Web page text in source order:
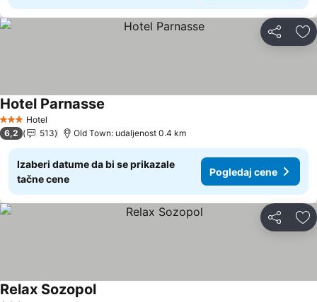
Deli
3 Zvezdice
Hotel
Hotel Parnasse
6,2 513 Old Town: udaljenost 0.4 km
Izaberi datume da bi se prikazale
tačne cene
Pogledaj cene
Deli
Relax Sozopol